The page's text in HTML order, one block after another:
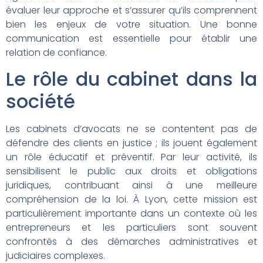
évaluer leur approche et s’assurer qu’ils comprennent
bien les enjeux de votre situation. Une bonne
communication est essentielle pour établir une
relation de confiance.
Le rôle du cabinet dans la
société
Les cabinets d’avocats ne se contentent pas de
défendre des clients en justice ; ils jouent également
un rôle éducatif et préventif. Par leur activité, ils
sensibilisent le public aux droits et obligations
juridiques, contribuant ainsi à une meilleure
compréhension de la loi. À Lyon, cette mission est
particulièrement importante dans un contexte où les
entrepreneurs et les particuliers sont souvent
confrontés à des démarches administratives et
judiciaires complexes.